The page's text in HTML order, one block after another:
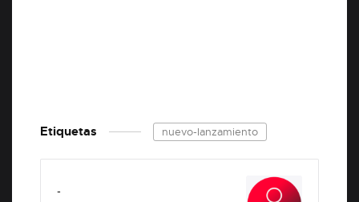
Etiquetas nuevo-lanzamiento
-